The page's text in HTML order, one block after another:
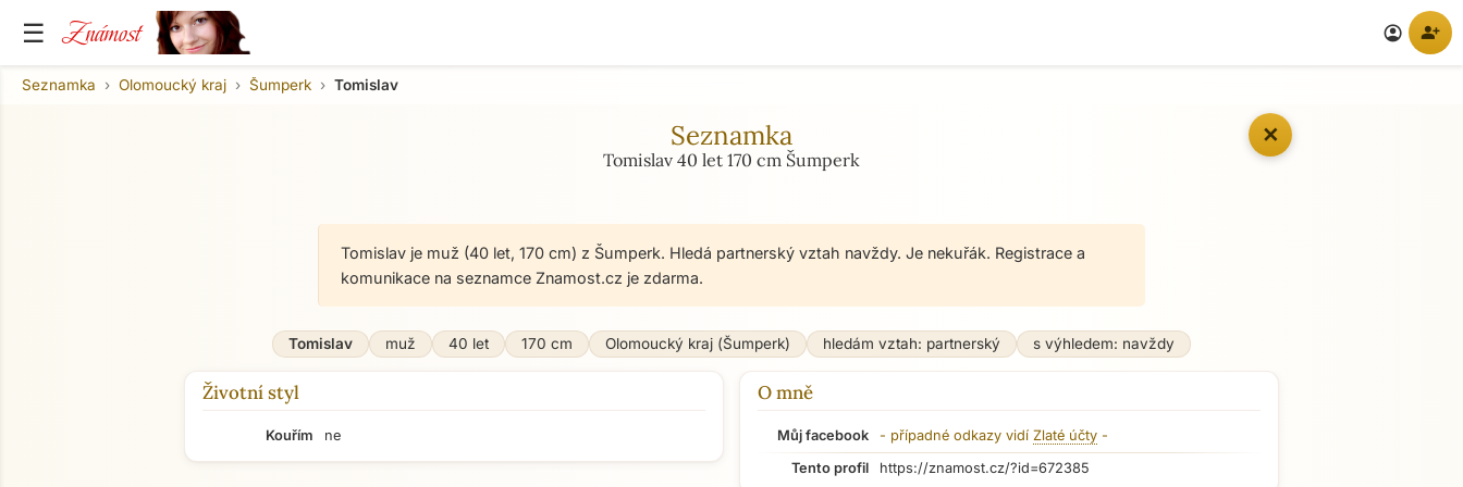
☰ Známost account_circle person_add
✕
Seznamka Olomoucký kraj Šumperk Tomislav
Seznamka
Tomislav 40 let 170 cm Šumperk
Tomislav je muž (40 let, 170 cm) z Šumperk. Hledá partnerský vztah navždy. Je nekuřák. Registrace a
komunikace na seznamce Znamost.cz je zdarma.
Tomislav muž 40 let 170 cm Olomoucký kraj (Šumperk) hledám vztah: partnerský s výhledem: navždy
Životní styl
Kouřím ne
O mně
Můj facebook - případné odkazy vidí Zlaté účty -
Tento profil
https://znamost.cz/?id=672385